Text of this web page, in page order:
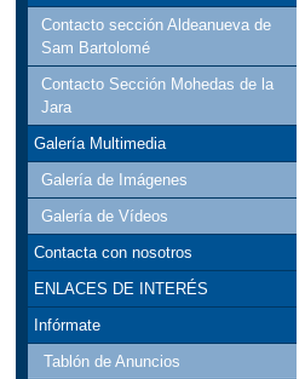
Contacto sección Aldeanueva de
Sam Bartolomé
Contacto Sección Mohedas de la
Jara
Galería Multimedia
Galería de Imágenes
Galería de Vídeos
Contacta con nosotros
ENLACES DE INTERÉS
Infórmate
Tablón de Anuncios